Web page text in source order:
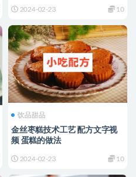
2024-02-23 10
饮品甜品
金丝枣糕技术工艺 配方文字视
频 蛋糕的做法
2024-02-23 10